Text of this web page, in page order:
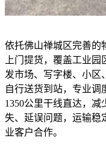
依托佛山禅城区完善的
上门提货，覆盖工业
发市场、写字楼、小区
自行送货到站，专业调
1350公里干线直达，
失、延误问题，运输稳
业客户合作。